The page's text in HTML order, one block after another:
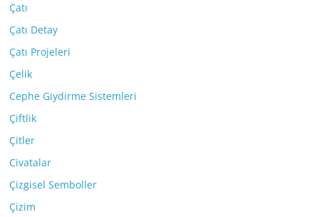
Çatı
Çatı Detay
Çatı Projeleri
Çelik
Cephe Giydirme Sistemleri
Çiftlik
Çitler
Civatalar
Çizgisel Semboller
Çizim